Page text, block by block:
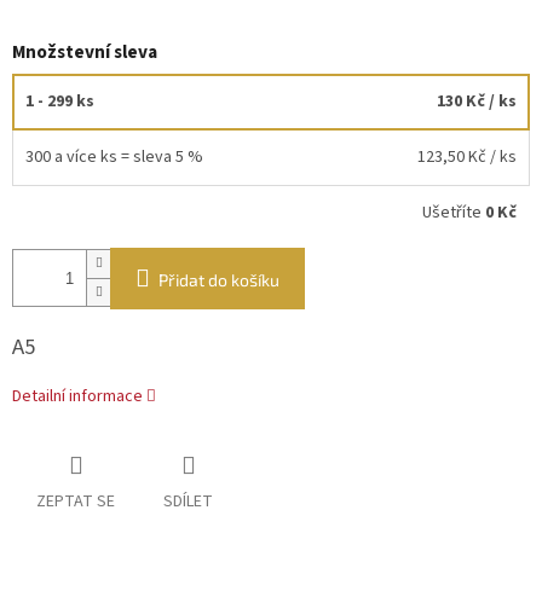
Množstevní sleva
1 - 299 ks 130 Kč/ ks
300 a více ks = sleva 5 % 123,50 Kč / ks
Ušetříte 0 Kč
Přidat do košíku
A5
Detailní informace
ZEPTAT SE SDÍLET